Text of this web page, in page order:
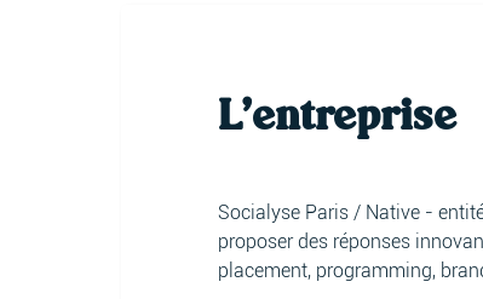
L'entreprise
Socialyse Paris / Native -
proposer des réponses
placement, programming,